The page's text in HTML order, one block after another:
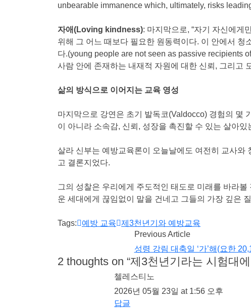
unbearable immanence which, ultimately, risks
자애(Loving kindness): 마지막으로, “자기 자신에게
위해 그 어느 때보다 필요한 원동력이다. 이 안에서
다.(young people are not seen as passive recipients
사람 안에 존재하는 내재적 자원에 대한 신뢰, 그리고
삶의 방식으로 이어지는 교육 영성
마지막으로 강연은 초기 발독코(Valdocco) 경험의 몇
이 아니라 소속감, 신뢰, 성장을 촉진할 수 있는 살아
살라 신부는 예방교육론이 오늘날에도 여전히 교사와
고 결론지었다.
그의 성찰은 우리에게 주도적인 태도로 미래를 바라
운 세대에게 끊임없이 말을 건네고 그들의 가장 깊은
Tags: 예방 교육
제3천년기와 예방교육
Previous Article
성령 강림 대축일 ‘가’해(요한
2 thoughts on “제3천년기라는 시험대
첼레스티노
2026년 05월 23일 at 1:56 오후
답글